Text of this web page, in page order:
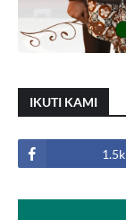
IKUTI KAMI
1.5k